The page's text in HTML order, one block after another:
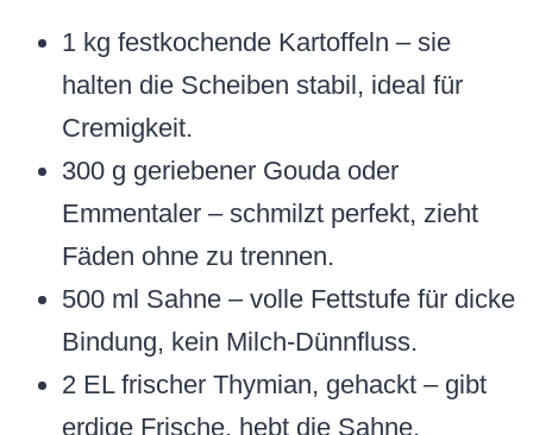
1 kg festkochende Kartoffeln – sie
halten die Scheiben stabil, ideal für
Cremigkeit.
300 g geriebener Gouda oder
Emmentaler – schmilzt perfekt, zieht
Fäden ohne zu trennen.
500 ml Sahne – volle Fettstufe für dicke
Bindung, kein Milch-Dünnfluss.
2 EL frischer Thymian, gehackt – gibt
erdige Frische, hebt die Sahne.